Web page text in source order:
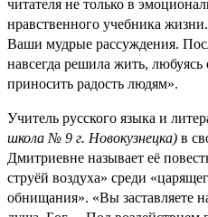
читателя не только в
нравственного учебника
Ваши мудрые рассуждения.
навсегда решила жить,
приносить радость людям».
Учитель русского языка и
школа № 9 г. Новокузнецка) в
Дмитриевне называет её
струёй воздуха» среди
обнищания». «Вы заставляете